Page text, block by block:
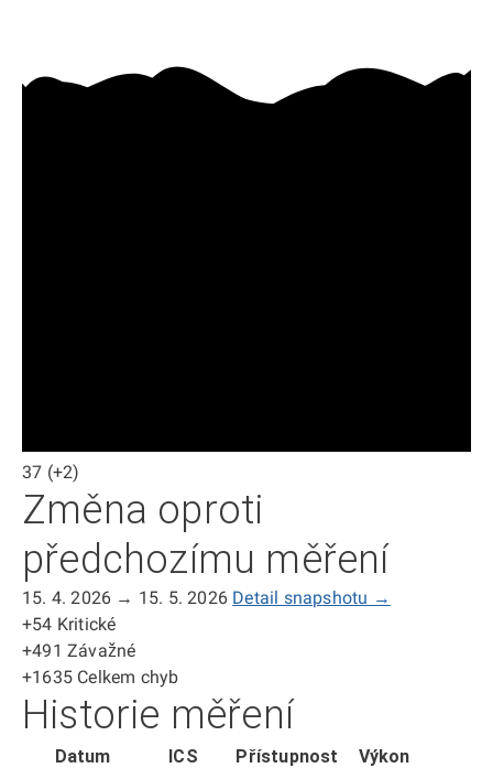
37 (+2)
Změna oproti
předchozímu měření
15. 4. 2026 → 15. 5. 2026 Detail snapshotu →
+54 Kritické
+491 Závažné
+1635 Celkem chyb
Historie měření
Datum ICS Přístupnost
Výkon